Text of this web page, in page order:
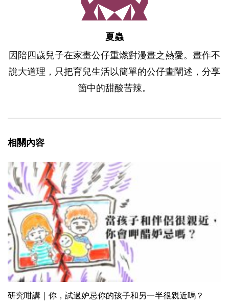
夏蟲
因陪四歲兒子在家畫公仔重燃對漫畫之熱愛。畫作不
說大道理，只把育兒生活以簡單的公仔畫闡述，分享
箇中的甜酸苦辣。
相關內容
研究咁講｜你，試過妒忌你的孩子和另一半很親近嗎？